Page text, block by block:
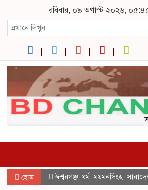
রবিবার, ০৯ অগাস্ট ২০২৬,
হোম ঈশ্বরগঞ্জ, ধর্ম,ময়মনসিংহ,